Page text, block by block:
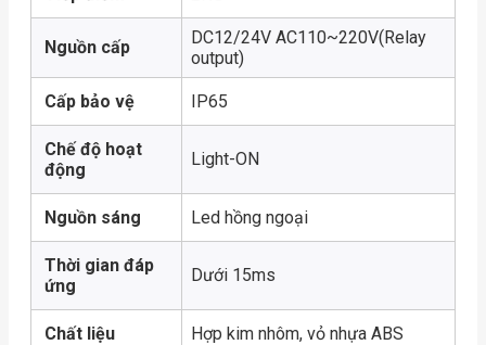
Nguồn cấp
DC12/24V AC110~220V(Relay
output)
Cấp bảo vệ IP65
Chế độ hoạt
động
Light-ON
Nguồn sáng Led hồng ngoại
Thời gian đáp
ứng
Dưới 15ms
Chất liệu Hợp kim nhôm, vỏ nhựa ABS